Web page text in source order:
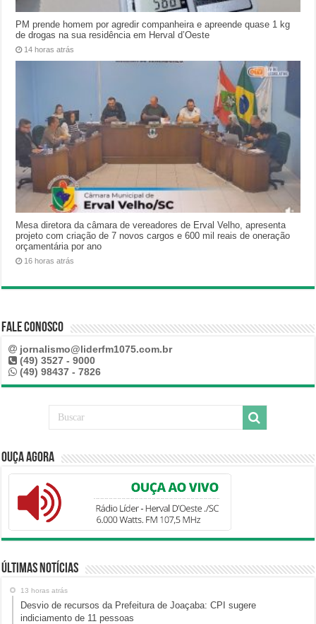
PM prende homem por agredir companheira e apreende quase 1 kg
de drogas na sua residência em Herval d’Oeste
14 horas atrás
Mesa diretora da câmara de vereadores de Erval Velho, apresenta
projeto com criação de 7 novos cargos e 600 mil reais de oneração
orçamentária por ano
16 horas atrás
Fale Conosco
jornalismo@liderfm1075.com.br
(49) 3527 - 9000
(49) 98437 - 7826
Ouça Agora
Últimas Notícias
13 horas atrás
Desvio de recursos da Prefeitura de Joaçaba: CPI sugere
indiciamento de 11 pessoas